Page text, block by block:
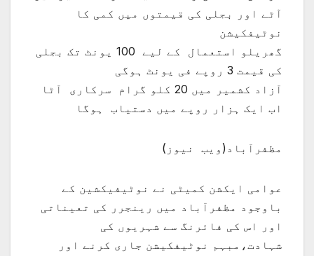
آٹے اور بجلی کی قیمتوں میں کمی کا
نوٹیفکیشن
گھریلو استعمال کے لیے 100 یونٹ تک بجلی
کی قیمت 3 روپے فی یونٹ ہوگی
آزاد کشمیر میں 20 کلو گرام سرکاری آٹا
اب ایک ہزار روپے میں دستیاب ہوگا
مظفرآباد(ویب نیوز)
عوامی ایکشن کمیٹی نے نوٹیفیکشین کے
باوجود مظفرآباد میں رینجرر کی تعیناتی
اور اس کی فائرنگ سے شہریوں کی
شہادت،مبہم نوٹیفکیشن جاری کرنے اور